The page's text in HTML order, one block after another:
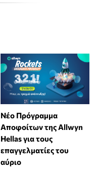
Νέο Πρόγραμμα
Αποφοίτων της Allwyn
Hellas για τους
επαγγελματίες του
αύριο